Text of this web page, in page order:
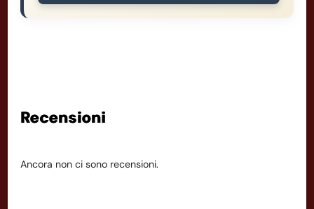
Recensioni
Ancora non ci sono recensioni.